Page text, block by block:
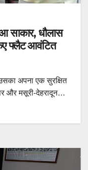
साकार, धौलास
फ्लैट आवंटित
अपना एक सुरक्षित
और मसूरी-देहरादून…